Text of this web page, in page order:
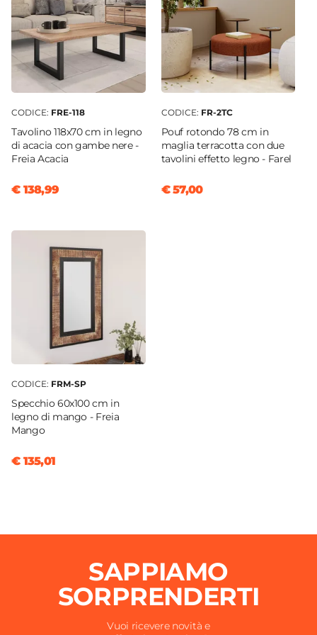
CODICE: FRE-118
Tavolino 118x70 cm in legno
di acacia con gambe nere -
Freia Acacia
€ 138,99
CODICE: FR-2TC
Pouf rotondo 78 cm in
maglia terracotta con due
tavolini effetto legno - Farel
€ 57,00
CODICE: FRM-SP
Specchio 60x100 cm in
legno di mango - Freia
Mango
€ 135,01
SAPPIAMO
SORPRENDERTI
Vuoi ricevere novità e